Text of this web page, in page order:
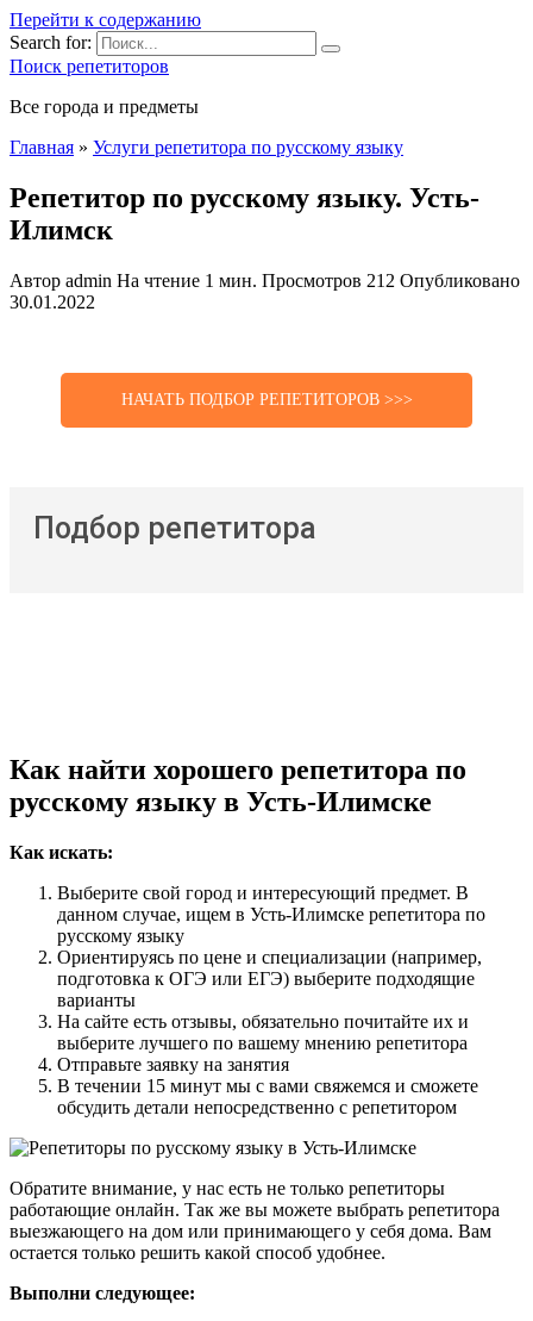
Перейти к содержанию
Search for:
Поиск репетиторов
Все города и предметы
Главная » Услуги репетитора по русскому языку
Репетитор по русскому языку. Усть-
Илимск
Автор admin На чтение 1 мин. Просмотров 212 Опубликовано
30.01.2022
НАЧАТЬ ПОДБОР РЕПЕТИТОРОВ >>>
Подбор репетитора
Как найти хорошего репетитора по
русскому языку в Усть-Илимске
Как искать:
Выберите свой город и интересующий предмет. В
данном случае, ищем в Усть-Илимске репетитора по
русскому языку
Ориентируясь по цене и специализации (например,
подготовка к ОГЭ или ЕГЭ) выберите подходящие
варианты
На сайте есть отзывы, обязательно почитайте их и
выберите лучшего по вашему мнению репетитора
Отправьте заявку на занятия
В течении 15 минут мы с вами свяжемся и сможете
обсудить детали непосредственно с репетитором
Обратите внимание, у нас есть не только репетиторы
работающие онлайн. Так же вы можете выбрать репетитора
выезжающего на дом или принимающего у себя дома. Вам
остается только решить какой способ удобнее.
Выполни следующее: